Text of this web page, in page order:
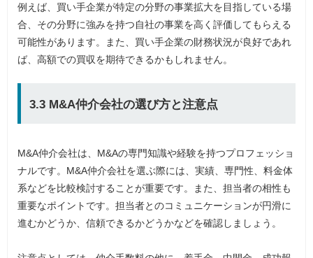
例えば、買い手企業が特定の分野の事業拡大を目指している場
合、その分野に強みを持つ自社の事業を高く評価してもらえる
可能性があります。また、買い手企業の財務状況が良好であれ
ば、高額での買収を期待できるかもしれません。
3.3 M&A仲介会社の選び方と注意点
M&A仲介会社は、M&Aの専門知識や経験を持つプロフェッショ
ナルです。M&A仲介会社を選ぶ際には、実績、専門性、料金体
系などを比較検討することが重要です。また、担当者の相性も
重要なポイントです。担当者とのコミュニケーションが円滑に
進むかどうか、信頼できるかどうかなどを確認しましょう。